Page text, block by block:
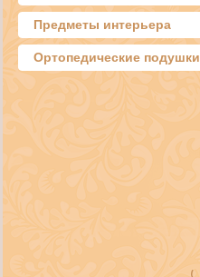
Предметы интерьера
Ортопедические подушки